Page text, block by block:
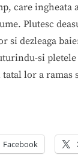
care ingheata
Plutesc
si dezleaga
si
lor a ramas
Facebook